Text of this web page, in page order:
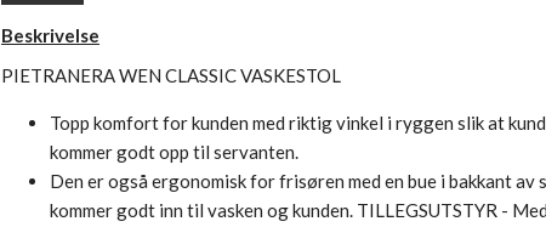
Beskrivelse
PIETRANERA WEN CLASSIC VASKESTOL
Topp komfort for kunden med riktig vinkel i ryggen slik at
kommer godt opp til servanten.
Den er også ergonomisk for frisøren med en bue i bakkant av
kommer godt inn til vasken og kunden. TILLEGSUTSTYR -